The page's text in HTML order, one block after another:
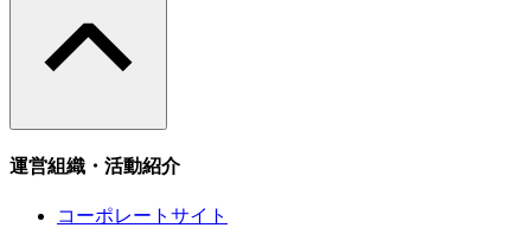
運営組織・活動紹介
コーポレートサイト